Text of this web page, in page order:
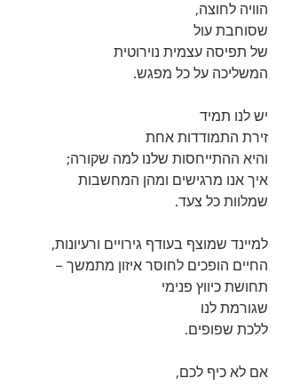
הוויה לחוצה,
שסוחבת עול
של תפיסה עצמית נוירוטית
המשליכה על כל מפגש.
יש לנו תמיד
זירת התמודדות אחת
והיא ההתייחסות שלנו למה שקורה;
איך אנו מרגישים ומהן המחשבות
שמלוות כל צעד.
למיינד שמוצף בעודף גירויים ורעיונות,
החיים הופכים לחוסר איזון מתמשך –
תחושת כיווץ פנימי
שגורמת לנו
ללכת שפופים.
אם לא כיף לכם,